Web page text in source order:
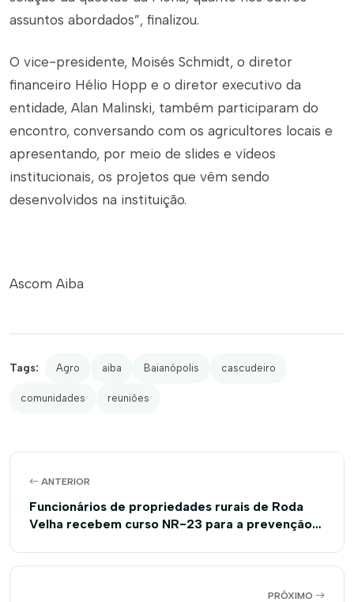
assuntos abordados”, finalizou.
O vice-presidente, Moisés Schmidt, o diretor
financeiro Hélio Hopp e o diretor executivo da
entidade, Alan Malinski, também participaram do
encontro, conversando com os agricultores locais e
apresentando, por meio de slides e vídeos
institucionais, os projetos que vêm sendo
desenvolvidos na instituição.
Ascom Aiba
Tags: Agro aiba Baianópolis cascudeiro
comunidades reuniões
ANTERIOR
Funcionários de propriedades rurais de Roda
Velha recebem curso NR-23 para a prevenção
PRÓXIMO